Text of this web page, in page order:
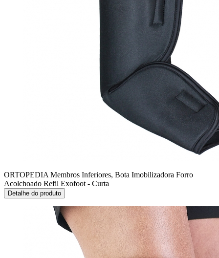
ORTOPEDIA Membros Inferiores, Bota Imobilizadora Forro
Acolchoado Refil Exofoot - Curta
Detalhe do produto